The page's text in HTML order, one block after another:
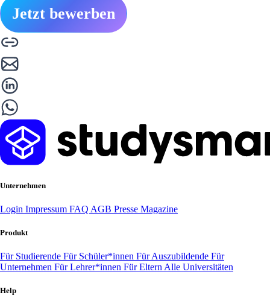
Jetzt bewerben
Unternehmen
Login Impressum FAQ AGB Presse Magazine
Produkt
Für Studierende Für Schüler*innen Für Auszubildende Für
Unternehmen Für Lehrer*innen Für Eltern Alle Universitäten
Help